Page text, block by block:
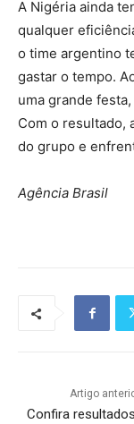
A Nigéria ainda
qualquer
o time argentino
gastar o tempo.
uma grande
Com o resultado,
do grupo e
Agência Brasil
Artigo
Confira